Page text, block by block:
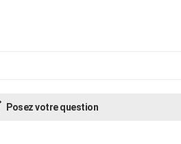
Posez votre question